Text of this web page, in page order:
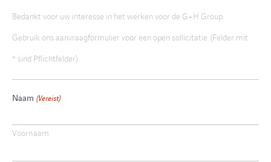
Bedankt voor uw interesse in het werken voor de G+H Group.
Gebruik ons aanvraagformulier voor een open sollicitatie. (Felder mit
* sind Pflichtfelder)
Naam (Vereist)
Voornaam